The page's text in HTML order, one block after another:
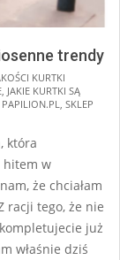
trendy
KURTKI
JAKIE KURTKI SĄ
PAPILION.PL
SKLEP
która
hitem w
że chciałam
racji tego, że nie
już
właśnie dziś